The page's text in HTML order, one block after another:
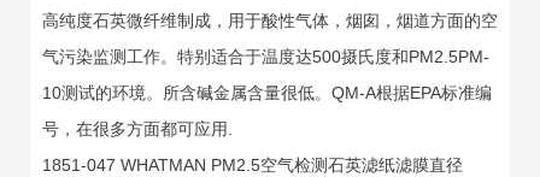
高纯度石英微纤维制成，用于酸性气体，烟囱，烟道方面的空
气污染监测工作。特别适合于温度达500摄氏度和PM2.5PM-
10测试的环境。所含碱金属含量很低。QM-A根据EPA标准编
号，在很多方面都可应用.
1851-047 WHATMAN PM2.5空气检测石英滤纸滤膜直径